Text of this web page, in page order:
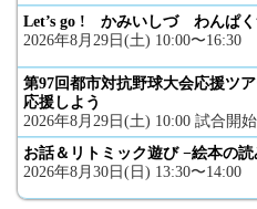
Let’s go ! かみいしづ わんぱく
2026年8月29日(土) 10:00〜16:30
第97回都市対抗野球大会応援ツ
応援しよう
2026年8月29日(土) 10:00 試合開始
お話＆リトミック遊び −絵本の
2026年8月30日(日) 13:30〜14:00